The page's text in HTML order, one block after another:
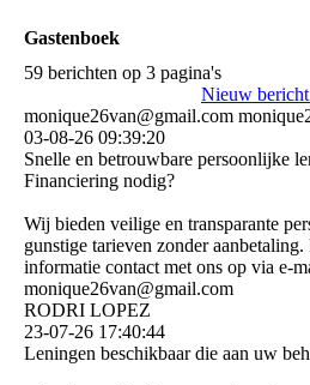
Gastenboek
59 berichten op 3 pagina's
Nieuw bericht
monique26van@gmail.com
03-08-26 09:39:20
Snelle en betrouwbare persoonlijke
Financiering nodig?
Wij bieden veilige en transparante
gunstige tarieven zonder
informatie contact met ons op via e-
monique26van@gmail.com
RODRI LOPEZ
23-07-26 17:40:44
Leningen beschikbaar die aan uw